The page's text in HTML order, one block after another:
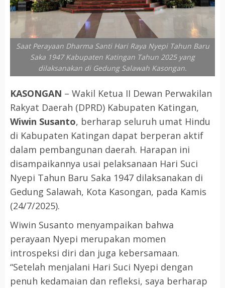
Saat Perayaan Dharma Santi Hari Raya Nyepi Tahun Baru
Saka 1947 Kabupaten Katingan Tahun 2025 yang
dilaksanakan di Gedung Salawah Kasongan.
KASONGAN – Wakil Ketua II Dewan Perwakilan
Rakyat Daerah (DPRD) Kabupaten Katingan,
Wiwin Susanto, berharap seluruh umat Hindu
di Kabupaten Katingan dapat berperan aktif
dalam pembangunan daerah. Harapan ini
disampaikannya usai pelaksanaan Hari Suci
Nyepi Tahun Baru Saka 1947 dilaksanakan di
Gedung Salawah, Kota Kasongan, pada Kamis
(24/7/2025).
Wiwin Susanto menyampaikan bahwa
perayaan Nyepi merupakan momen
introspeksi diri dan juga kebersamaan.
“Setelah menjalani Hari Suci Nyepi dengan
penuh kedamaian dan refleksi, saya berharap